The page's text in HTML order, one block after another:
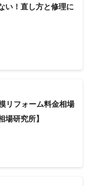
い！直し方と修理に
リフォーム料金相場
場研究所】